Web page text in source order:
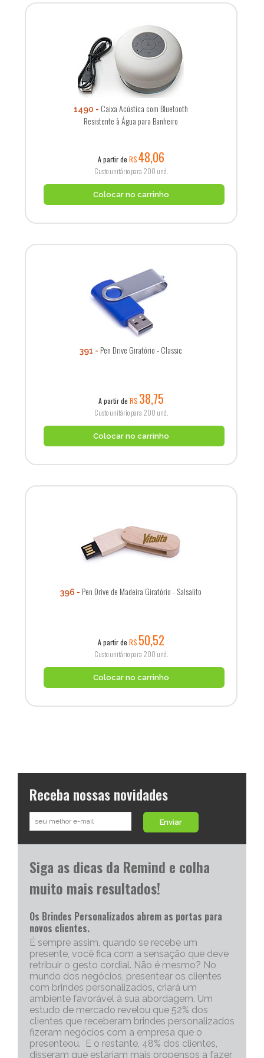
1490
Caixa Acústica com Bluetooth
Resistente à Água para Banheiro
A partir de R$48,06
Custo unitário para 200 und.
Colocar no carrinho
391 Pen Drive Giratório - Classic
A partir de R$ 38,75
Custo unitário para 200 und.
Colocar no carrinho
396 Pen Drive de Madeira Giratório - Salsalito
A partir de R$ 50,52
Custo unitário para 200 und.
Colocar no carrinho
Receba nossas novidades
Enviar
Siga as dicas da Remind e colha
muito mais resultados!
Os Brindes Personalizados abrem as portas para
novos clientes.
É sempre assim, quando se recebe um
presente, você fica com a sensação que deve
retribuir o gesto cordial. Não é mesmo? No
mundo dos negócios, presentear os clientes
com brindes personalizados, criará um
ambiente favorável à sua abordagem. Um
estudo de mercado revelou que 52% dos
clientes que receberam brindes personalizados
fizeram negócios com a empresa que o
presenteou. E o restante, 48% dos clientes,
disseram que estariam mais propensos a fazer